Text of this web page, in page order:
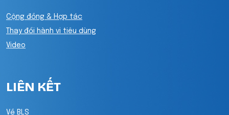
Cộng đồng & Hợp tác
Thay đổi hành vi tiêu dùng
Video
LIÊN KẾT
Về BLS